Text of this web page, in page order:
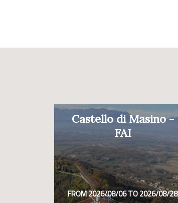
Castello di Masino -
FAI
FROM 2026/08/06 TO 2026/08/28